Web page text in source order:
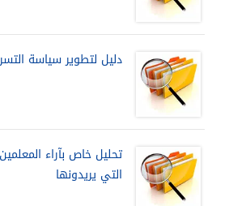
دليل لتطوير سياسة
تحليل خاص بآراء
التي يريدونها